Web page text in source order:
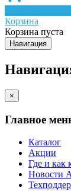
Корзина
Корзина пуста
Навигация
×
Главное
Каталог
Акции
Где и как
Новости